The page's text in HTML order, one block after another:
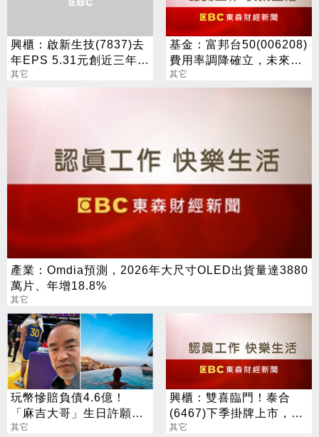
興櫃：啟新生技(7837)去
年EPS 5.31元創近三年新
高，將送件目標今年上市
其它
基金：富邦台50(006208)
費用率調降確立，未來也
可望進行分割
其它
產業：Omdia預測，2026年大尺寸OLED出貨量達3880
萬片、年增18.8%
其它
玩幣慘賠負債4.6億！
「麻吉大哥」生日許願：
祝大家別被破產清算
其它
興櫃：雙喜臨門！泰合
(6467)下季掛牌上市，抗
血栓藥送件美FDA拚明年
其它